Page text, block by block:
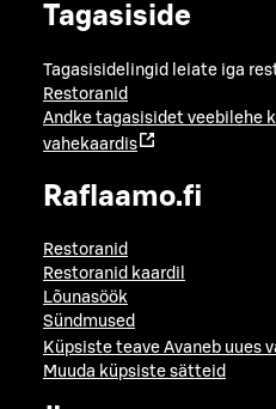
Tagasiside
Tagasisidelingid leiate iga
Restoranid
Andke tagasisidet veebilehe
vahekaardis
Raflaamo.fi
Restoranid
Restoranid kaardil
Lõunasöök
Sündmused
Küpsiste teave Avaneb uues
Muuda küpsiste sätteid